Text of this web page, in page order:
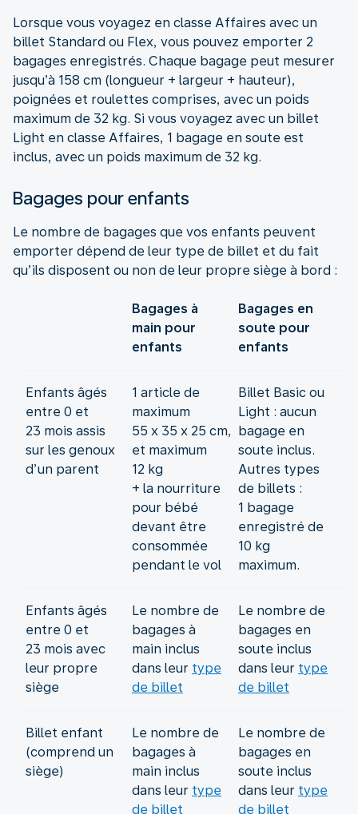
Lorsque vous voyagez en classe Affaires avec un
billet Standard ou Flex, vous pouvez emporter 2
bagages enregistrés. Chaque bagage peut mesurer
jusqu’à 158 cm (longueur + largeur + hauteur),
poignées et roulettes comprises, avec un poids
maximum de 32 kg. Si vous voyagez avec un billet
Light en classe Affaires, 1 bagage en soute est
inclus, avec un poids maximum de 32 kg.
Bagages pour enfants
Le nombre de bagages que vos enfants peuvent
emporter dépend de leur type de billet et du fait
qu’ils disposent ou non de leur propre siège à bord :
Bagages à
main pour
enfants
Bagages en
soute pour
enfants
Enfants âgés
entre 0 et
23 mois assis
sur les genoux
d’un parent
1 article de
maximum
55 x 35 x 25 cm,
et maximum
12 kg
+ la nourriture
pour bébé
devant être
consommée
pendant le vol
Billet Basic ou
Light : aucun
bagage en
soute inclus.
Autres types
de billets :
1 bagage
enregistré de
10 kg
maximum.
Enfants âgés
entre 0 et
23 mois avec
leur propre
siège
Le nombre de
bagages à
main inclus
dans leur type
de billet
Le nombre de
bagages en
soute inclus
dans leur type
de billet
Billet enfant
(comprend un
siège)
Le nombre de
bagages à
main inclus
dans leur type
de billet
Le nombre de
bagages en
soute inclus
dans leur type
de billet